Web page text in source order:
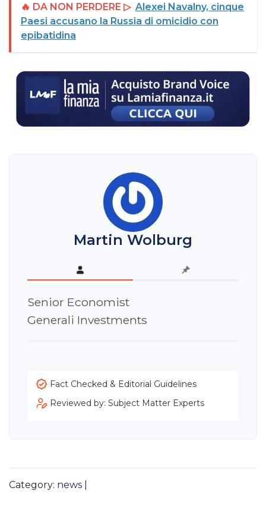
🔥 DA NON PERDERE ▷ Alexei Navalny, cinque
Paesi accusano la Russia di omicidio con
epibatidina
Martin Wolburg
Senior Economist
Generali Investments
Fact Checked & Editorial Guidelines
Reviewed by: Subject Matter Experts
Category: news